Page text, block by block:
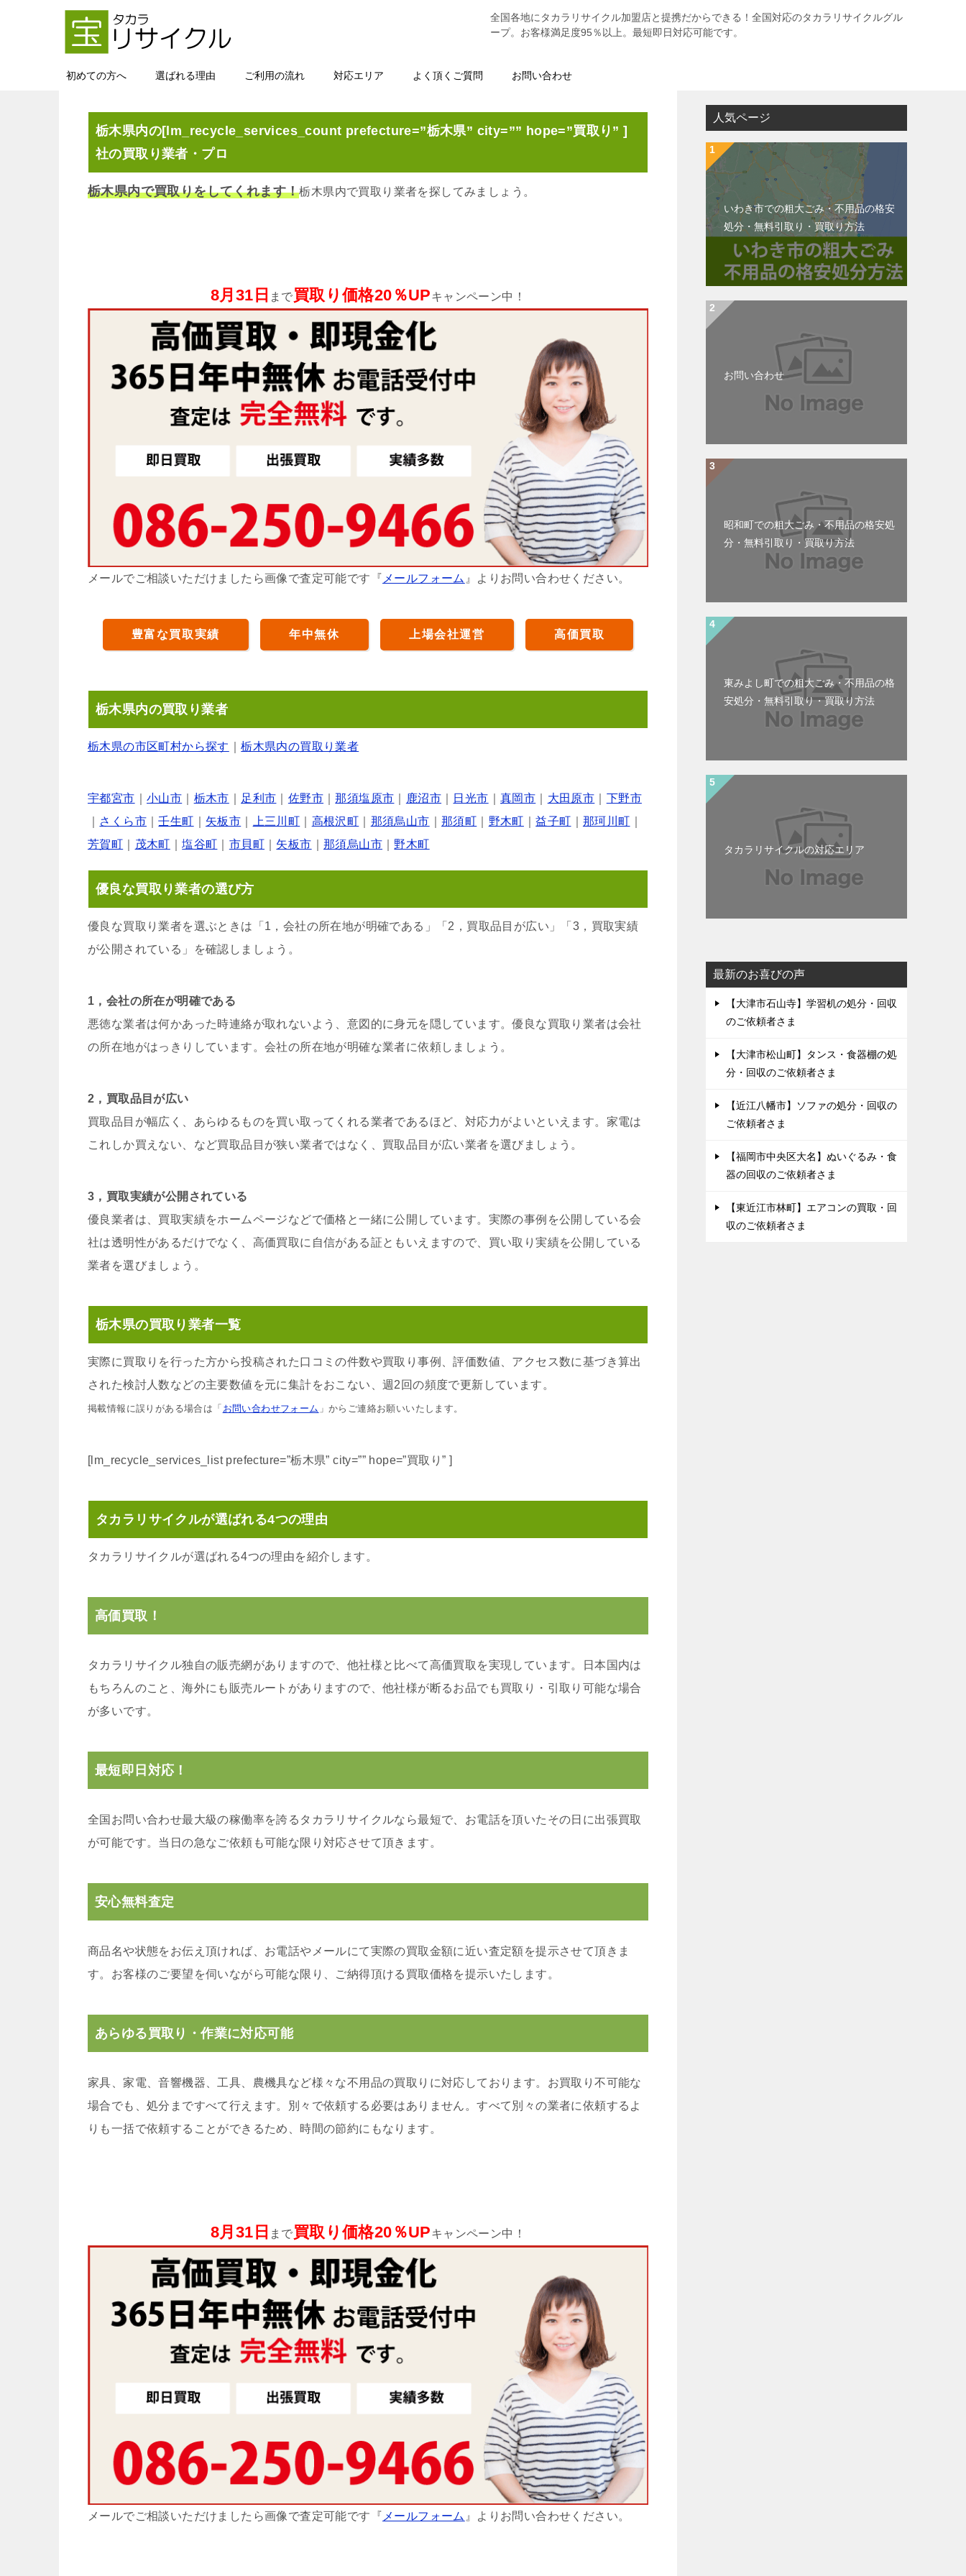
全国各地にタカラリサイクル加盟店と提携だからできる！全国対応のタカラリサイクルグル
ープ。お客様満足度95％以上。最短即日対応可能です。
初めての方へ 選ばれる理由 ご利用の流れ 対応エリア よく頂くご質問 お問い合わせ
栃木県内の[lm_recycle_services_count prefecture=”栃木県” city=”” hope=”買取り” ]
社の買取り業者・プロ
栃木県内で買取りをしてくれます！栃木県内で買取り業者を探してみましょう。
8月31日 まで買取り価格20％UPキャンペーン中！
メールでご相談いただけましたら画像で査定可能です『 メールフォーム 』よりお問い合わせください。
豊富な買取実績 年中無休 上場会社運営 高価買取
栃木県内の買取り業者
栃木県の市区町村から探す ｜栃木県内の買取り業者
宇都宮市 ｜小山市 栃木市 足利市 佐野市 ｜那須塩原市 鹿沼市 日光市 ｜真岡市 大田原市
下野市
さくら市 ｜壬生町 矢板市 上三川町 高根沢町 那須烏山市 ｜那須町 野木町 ｜益子町 那珂川町
芳賀町
茂木町 ｜塩谷町 市貝町 矢板市 ｜那須烏山市 野木町
優良な買取り業者の選び方
優良な買取り業者を選ぶときは「1，会社の所在地が明確である」「2，買取品目が広い」「3，買取実績
が公開されている」を確認しましょう。
1，会社の所在が明確である
悪徳な業者は何かあった時連絡が取れないよう、意図的に身元を隠しています。優良な買取り業者は会社
の所在地がはっきりしています。会社の所在地が明確な業者に依頼しましょう。
2，買取品目が広い
買取品目が幅広く、あらゆるものを買い取ってくれる業者であるほど、対応力がよいといえます。家電は
これしか買えない、など買取品目が狭い業者ではなく、買取品目が広い業者を選びましょう。
3，買取実績が公開されている
優良業者は、買取実績をホームページなどで価格と一緒に公開しています。実際の事例を公開している会
社は透明性があるだけでなく、高価買取に自信がある証ともいえますので、買い取り実績を公開している
業者を選びましょう。
栃木県の買取り業者一覧
実際に買取りを行った方から投稿された口コミの件数や買取り事例、評価数値、アクセス数に基づき算出
された検討人数などの主要数値を元に集計をおこない、週2回の頻度で更新しています。
掲載情報に誤りがある場合は「 お問い合わせフォーム 」からご連絡お願いいたします。
[lm_recycle_services_list prefecture=”栃木県” city=”” hope=”買取り” ]
タカラリサイクルが選ばれる4つの理由
タカラリサイクルが選ばれる4つの理由を紹介します。
高価買取！
タカラリサイクル独自の販売網がありますので、他社様と比べて高価買取を実現しています。日本国内は
もちろんのこと、海外にも販売ルートがありますので、他社様が断るお品でも買取り・引取り可能な場合
が多いです。
最短即日対応！
全国お問い合わせ最大級の稼働率を誇るタカラリサイクルなら最短で、お電話を頂いたその日に出張買取
が可能です。当日の急なご依頼も可能な限り対応させて頂きます。
安心無料査定
商品名や状態をお伝え頂ければ、お電話やメールにて実際の買取金額に近い査定額を提示させて頂きま
す。お客様のご要望を伺いながら可能な限り、ご納得頂ける買取価格を提示いたします。
あらゆる買取り・作業に対応可能
家具、家電、音響機器、工具、農機具など様々な不用品の買取りに対応しております。お買取り不可能な
場合でも、処分まですべて行えます。別々で依頼する必要はありません。すべて別々の業者に依頼するよ
りも一括で依頼することができるため、時間の節約にもなります。
8月31日 まで買取り価格20％UPキャンペーン中！
メールでご相談いただけましたら画像で査定可能です『 メールフォーム 』よりお問い合わせください。
人気ページ
いわき市での粗大ごみ・不用品の格安
処分・無料引取り・買取り方法
お問い合わせ
昭和町での粗大ごみ・不用品の格安処
分・無料引取り・買取り方法
東みよし町での粗大ごみ・不用品の格
安処分・無料引取り・買取り方法
タカラリサイクルの対応エリア
最新のお喜びの声
【大津市石山寺】学習机の処分・回収
のご依頼者さま
【大津市松山町】タンス・食器棚の処
分・回収のご依頼者さま
【近江八幡市】ソファの処分・回収の
ご依頼者さま
【福岡市中央区大名】ぬいぐるみ・食
器の回収のご依頼者さま
【東近江市林町】エアコンの買取・回
収のご依頼者さま